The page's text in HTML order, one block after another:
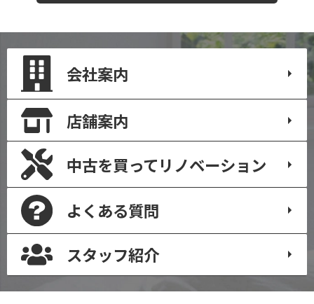
会社案内
店舗案内
中古を買ってリノベーション
よくある質問
スタッフ紹介